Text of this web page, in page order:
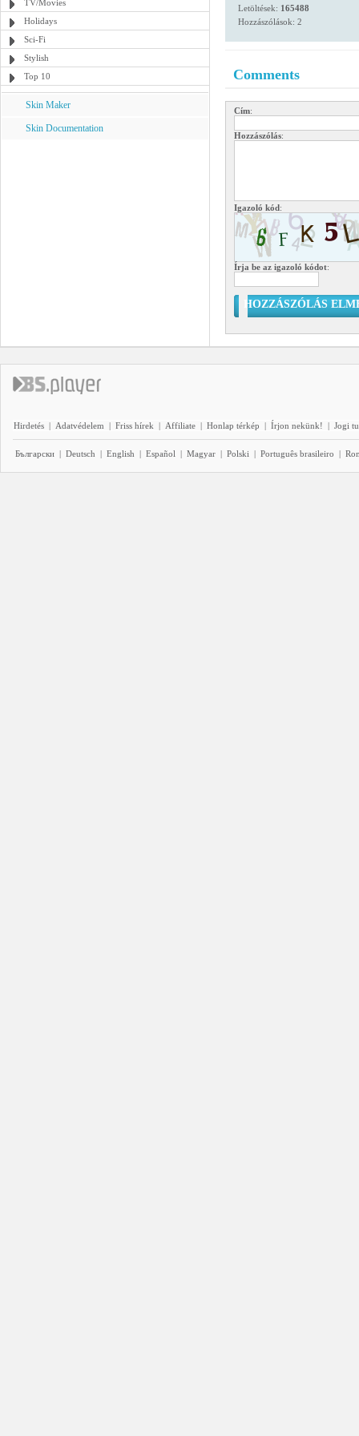
TV/Movies
Holidays
Sci-Fi
Stylish
Top 10
Skin Maker
Skin Documentation
Letöltések: 165488
Hozzászólások: 2
Comments
Cím:
Hozzászólás:
Igazoló kód:
Írja be az igazoló kódot:
HOZZÁSZÓLÁS
Hirdetés | Adatvédelem | Friss hírek | Affiliate | Honlap térkép | Írjon nekünk! | Jogi
Български | Deutsch | English | Español | Magyar | Polski | Português brasileiro |